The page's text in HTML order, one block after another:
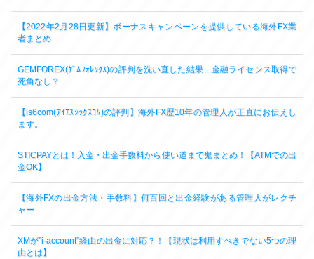
【2022年2月28日更新】ボーナスキャンペーンを提供している海外FX業
者まとめ
GEMFOREX(ｹﾞﾑﾌｫﾚｯｸｽ)の評判を洗い直した結果…金融ライセンス取得で
死角なし？
【is6com(ｱｲｴｽｼｯｸｽｺﾑ)の評判】海外FX歴10年の管理人が正直にお伝えし
ます。
STICPAYとは！入金・出金手数料から使い道まで鬼まとめ！【ATMでの出
金OK】
【海外FXの出金方法・手数料】何百回と出金経験がある管理人がレクチ
ャー
XMが”i-account”経由の出金に対応？！【現状は利用すべきでない5つの理
由とは】